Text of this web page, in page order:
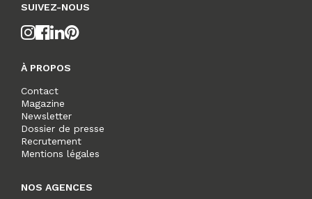
SUIVEZ-NOUS
À PROPOS
Contact
Magazine
Newsletter
Dossier de presse
Recrutement
Mentions légales
NOS AGENCES